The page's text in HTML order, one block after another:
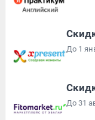
До 1
До 31